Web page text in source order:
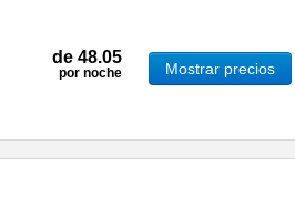
de 48.05
por noche Mostrar precios